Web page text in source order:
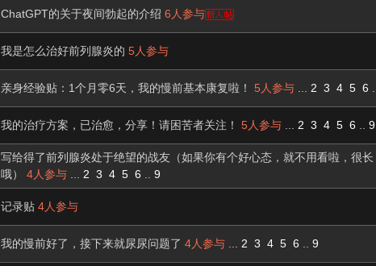
ChatGPT的关于夜间勃起的介绍 6人参与
我是怎么治好前列腺炎的 5人参与
亲身经验贴：1个月零6天，我的慢前基本康复啦！ 5人参与 2 3 4 5 6
我的治疗方案，已治愈，分享！请困苦者关注！ 5人参与 2 3 4 5 6 9
写给得了前列腺炎处于绝望的战友（如果你有个好心态，就不用看啦，很长
哦）
4人参与 2 3 4 5 6 9
记录贴 4人参与
我的慢前好了，接下来就尿尿问题了 4人参与 2 3 4 5 6 9